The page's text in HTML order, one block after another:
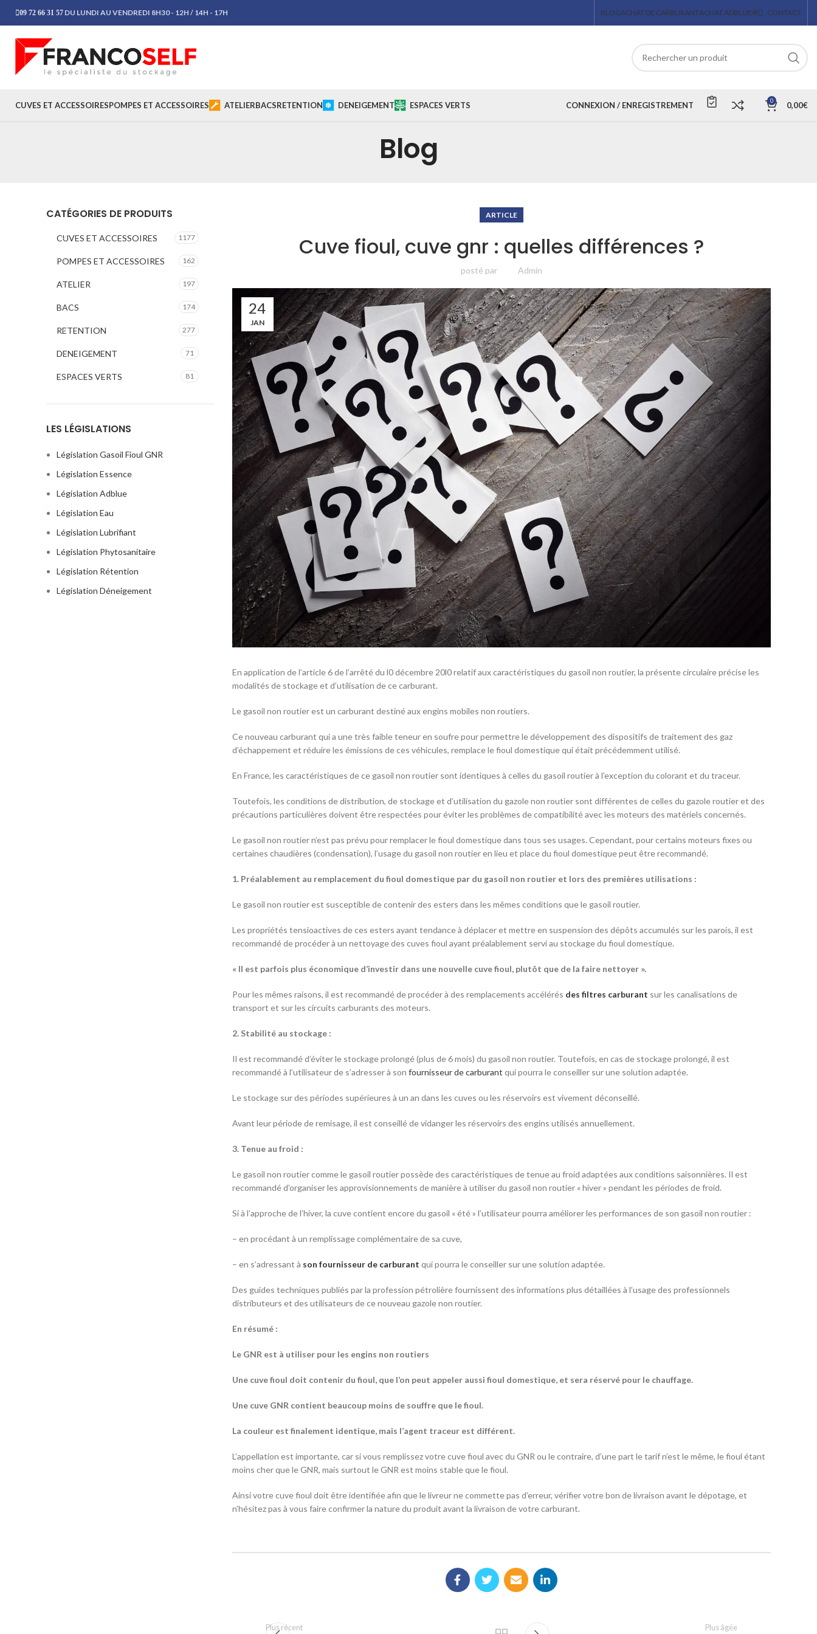
09 72 66 31 57 DU LUNDI AU VENDREDI 8H30 - 12H / 14H - 17H BLOGACHAT DE CARBURANTACHAT ADBLUE® CONTACT
CUVES ET ACCESSOIRESPOMPES ET ACCESSOIRES ATELIERBACSRETENTION DENEIGEMENT ESPACES VERTS CONNEXION / ENREGISTREMENT 0 0,00€
Blog
ARTICLE
Cuve fioul, cuve gnr : quelles différences ?
posté par Admin
24
JAN
En application de l’article 6 de l’arrêté du l0 décembre 20l0 relatif aux caractéristiques du gasoil non routier, la présente circulaire précise les
modalités de stockage et d’utilisation de ce carburant.
Le gasoil non routier est un carburant destiné aux engins mobiles non routiers.
Ce nouveau carburant qui a une très faible teneur en soufre pour permettre le développement des dispositifs de traitement des gaz
d’échappement et réduire les émissions de ces véhicules, remplace le fioul domestique qui était précédemment utilisé.
En France, les caractéristiques de ce gasoil non routier sont identiques à celles du gasoil routier à l’exception du colorant et du traceur.
Toutefois, les conditions de distribution, de stockage et d’utilisation du gazole non routier sont différentes de celles du gazole routier et des
précautions particulières doivent être respectées pour éviter les problèmes de compatibilité avec les moteurs des matériels concernés.
Le gasoil non routier n’est pas prévu pour remplacer le fioul domestique dans tous ses usages. Cependant, pour certains moteurs fixes ou
certaines chaudières (condensation), l’usage du gasoil non routier en lieu et place du fioul domestique peut être recommandé.
1. Préalablement au remplacement du fioul domestique par du gasoil non routier et lors des premières utilisations :
Le gasoil non routier est susceptible de contenir des esters dans les mêmes conditions que le gasoil routier.
Les propriétés tensioactives de ces esters ayant tendance à déplacer et mettre en suspension des dépôts accumulés sur les parois, il est
recommandé de procéder à un nettoyage des cuves fioul ayant préalablement servi au stockage du fioul domestique.
« Il est parfois plus économique d’investir dans une nouvelle cuve fioul, plutôt que de la faire nettoyer ».
Pour les mêmes raisons, il est recommandé de procéder à des remplacements accélérés des filtres carburant sur les canalisations de
transport et sur les circuits carburants des moteurs.
2. Stabilité au stockage :
Il est recommandé d’éviter le stockage prolongé (plus de 6 mois) du gasoil non routier. Toutefois, en cas de stockage prolongé, il est
recommandé à l’utilisateur de s’adresser à son fournisseur de carburant qui pourra le conseiller sur une solution adaptée.
Le stockage sur des périodes supérieures à un an dans les cuves ou les réservoirs est vivement déconseillé.
Avant leur période de remisage, il est conseillé de vidanger les réservoirs des engins utilisés annuellement.
3. Tenue au froid :
Le gasoil non routier comme le gasoil routier possède des caractéristiques de tenue au froid adaptées aux conditions saisonnières. Il est
recommandé d’organiser les approvisionnements de manière à utiliser du gasoil non routier « hiver » pendant les périodes de froid.
Si à l’approche de l’hiver, la cuve contient encore du gasoil « été » l’utilisateur pourra améliorer les performances de son gasoil non routier :
– en procédant à un remplissage complémentaire de sa cuve,
– en s’adressant à son fournisseur de carburant qui pourra le conseiller sur une solution adaptée.
Des guides techniques publiés par la profession pétrolière fournissent des informations plus détaillées à l’usage des professionnels
distributeurs et des utilisateurs de ce nouveau gazole non routier.
En résumé :
Le GNR est à utiliser pour les engins non routiers
Une cuve fioul doit contenir du fioul, que l’on peut appeler aussi fioul domestique, et sera réservé pour le chauffage.
Une cuve GNR contient beaucoup moins de souffre que le fioul.
La couleur est finalement identique, mais l’agent traceur est différent.
L’appellation est importante, car si vous remplissez votre cuve fioul avec du GNR ou le contraire, d’une part le tarif n’est le même, le fioul étant
moins cher que le GNR, mais surtout le GNR est moins stable que le fioul.
Ainsi votre cuve fioul doit être identifiée afin que le livreur ne commette pas d’erreur, vérifier votre bon de livraison avant le dépotage, et
n’hésitez pas à vous faire confirmer la nature du produit avant la livraison de votre carburant.
Plus récent Plus âgée
CATÉGORIES DE PRODUITS
CUVES ET ACCESSOIRES 1177
POMPES ET ACCESSOIRES 162
ATELIER 197
BACS 174
RETENTION 277
DENEIGEMENT 71
ESPACES VERTS 81
LES LÉGISLATIONS
Législation Gasoil Fioul GNR
Législation Essence
Législation Adblue
Législation Eau
Législation Lubrifiant
Législation Phytosanitaire
Législation Rétention
Législation Déneigement